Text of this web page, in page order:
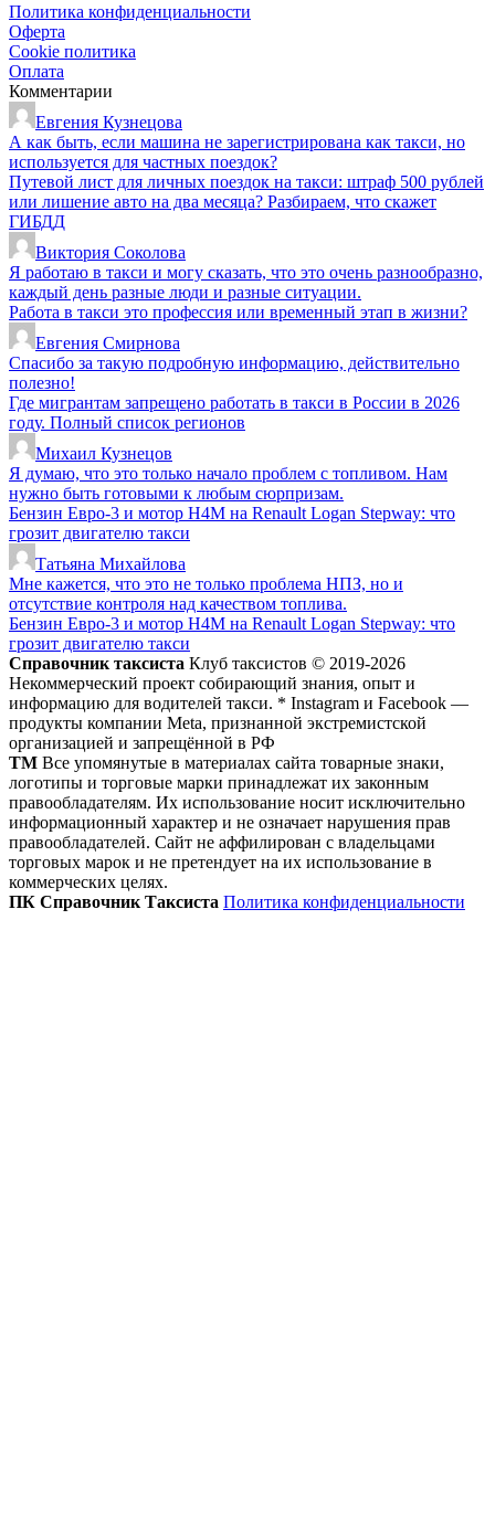
Политика конфиденциальности
Оферта
Cookie политика
Оплата
Комментарии
Евгения Кузнецова
А как быть, если машина не зарегистрирована как такси, но
используется для частных поездок?
Путевой лист для личных поездок на такси: штраф 500 рублей
или лишение авто на два месяца? Разбираем, что скажет
ГИБДД
Виктория Соколова
Я работаю в такси и могу сказать, что это очень разнообразно,
каждый день разные люди и разные ситуации.
Работа в такси это профессия или временный этап в жизни?
Евгения Смирнова
Спасибо за такую подробную информацию, действительно
полезно!
Где мигрантам запрещено работать в такси в России в 2026
году. Полный список регионов
Михаил Кузнецов
Я думаю, что это только начало проблем с топливом. Нам
нужно быть готовыми к любым сюрпризам.
Бензин Евро-3 и мотор H4M на Renault Logan Stepway: что
грозит двигателю такси
Татьяна Михайлова
Мне кажется, что это не только проблема НПЗ, но и
отсутствие контроля над качеством топлива.
Бензин Евро-3 и мотор H4M на Renault Logan Stepway: что
грозит двигателю такси
Справочник таксиста Клуб таксистов © 2019-2026
Некоммерческий проект собирающий знания, опыт и
информацию для водителей такси. * Instagram и Facebook —
продукты компании Meta, признанной экстремистской
организацией и запрещённой в РФ
ТМ Все упомянутые в материалах сайта товарные знаки,
логотипы и торговые марки принадлежат их законным
правообладателям. Их использование носит исключительно
информационный характер и не означает нарушения прав
правообладателей. Сайт не аффилирован с владельцами
торговых марок и не претендует на их использование в
коммерческих целях.
ПК Справочник Таксиста Политика конфиденциальности